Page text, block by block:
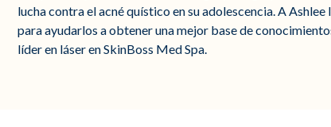
lucha contra el acné quístico en su adolescencia. A
para ayudarlos a obtener una mejor base de
líder en láser en SkinBoss Med Spa.